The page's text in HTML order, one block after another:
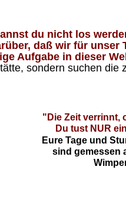
du nicht los
daß wir für unser
Aufgabe in dieser
sondern suchen die
"Die Zeit verrinnt,
Du tust NUR
Eure Tage und
sind gemessen